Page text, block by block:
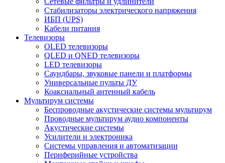
Стабилизаторы электрического напряжения
ИБП (UPS)
Кабели питания
Телевизоры
OLED телевизоры
QLED и QNED телевизоры
LED телевизоры
Саундбары, звуковые панели и платформы
Универсальные пульты ДУ
Коаксиальный антенный кабель
Мультирум системы
Беспроводные акустические системы мультирум
Проводные мультирум аудио компоненты
Акустические системы
Усилители и электроника
Системы управления и автоматизации
Периферийные устройства